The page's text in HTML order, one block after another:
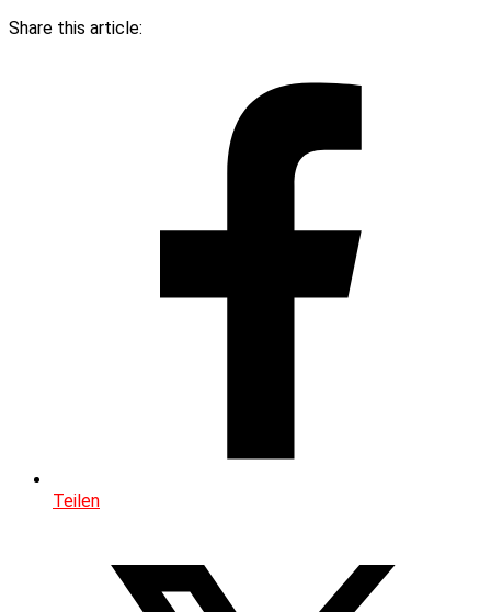
Share this article:
Teilen